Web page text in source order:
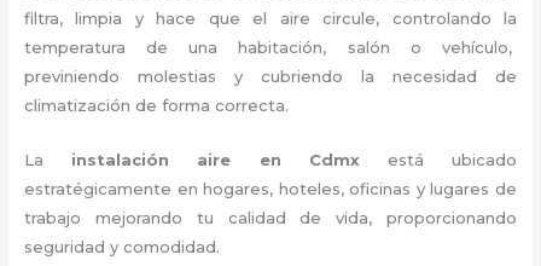
filtra, limpia y hace que el aire circule, controlando la
temperatura de una habitación, salón o vehículo,
previniendo molestias y cubriendo la necesidad de
climatización de forma correcta.
La instalación aire en Cdmx está ubicado
estratégicamente en hogares, hoteles, oficinas y lugares de
trabajo mejorando tu calidad de vida, proporcionando
seguridad y comodidad.